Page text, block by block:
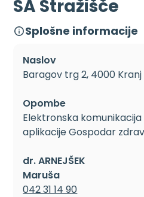
SA Stražišče
Splošne informacije
Naslov
Baragov trg 2, 4000 Kranj
Opombe
Elektronska
aplikacije Gospodar
dr. ARNEJŠEK
Maruša
042 31 14 90